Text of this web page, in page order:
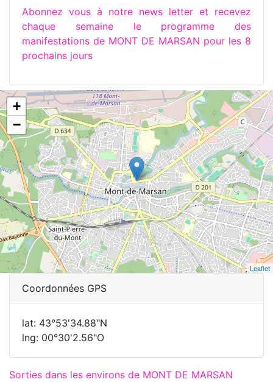
Abonnez vous à notre news letter et recevez
chaque semaine le programme des
manifestations de MONT DE MARSAN pour les 8
prochains jours
+
−
Leaflet
Coordonnées GPS
lat: 43°53'34.88"N
lng: 00°30'2.56"O
Sorties dans les environs de MONT DE MARSAN